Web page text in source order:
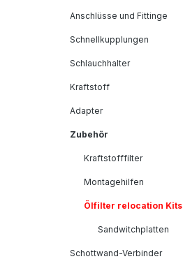
Anschlüsse und Fittinge
Schnellkupplungen
Schlauchhalter
Kraftstoff
Adapter
Zubehör
Kraftstofffilter
Montagehilfen
Ölfilter relocation Kits
Sandwitchplatten
Schottwand-Verbinder